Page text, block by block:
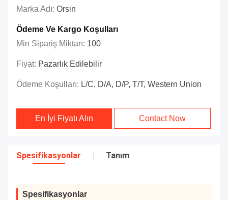
Marka Adı: Orsin
Ödeme Ve Kargo Koşulları
Min Sipariş Miktarı: 100
Fiyat: Pazarlık Edilebilir
Ödeme Koşulları: L/C, D/A, D/P, T/T, Western Union
En İyi Fiyatı Alın Contact Now
Spesifikasyonlar Tanım
Spesifikasyonlar